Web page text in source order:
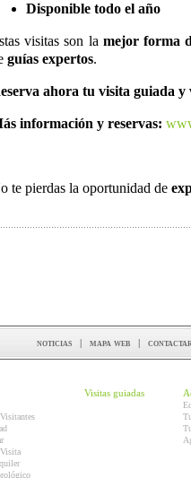
Disponible todo el año
visitas son la mejor forma
guías expertos.
ahora tu visita guiada
información y reservas:
te pierdas la oportunidad de
noticias | mapa web | contactar
Visitas guiadas